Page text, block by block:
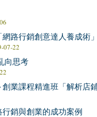
路行銷創意達人養成術」
07-22
向思考
業課程精進班「解析店
銷與創業的成功案例